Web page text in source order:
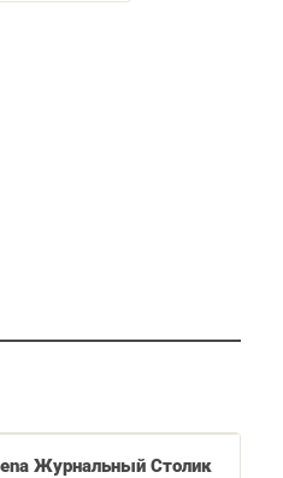
Журнальный Столик